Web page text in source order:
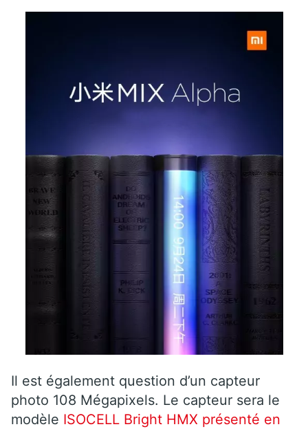
Il est également question d’un capteur
photo 108 Mégapixels. Le capteur sera le
modèle ISOCELL Bright HMX présenté en